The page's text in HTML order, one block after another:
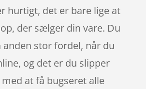
hurtigt, det er bare lige at
der sælger din vare. Du
anden stor fordel, når du
og det er du slipper
at få bugseret alle